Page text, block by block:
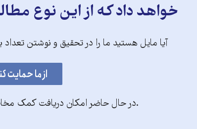
خواهد داد که از این نوع
آیا مایل هستید ما را در تحقیق و نوشتن
.در حال حاضر امکان دریافت کمک